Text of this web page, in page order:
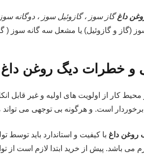
داغگاز سوز ، گازوئیل سوز ، دوگانه
(گاز و گازوئیل) یا مشعل سه گانه سوز (
و خطرات دیگ روغن داغ
محیط کار از اولویت های اولیه و غیر قابل
برخوردار است. و هرگونه بی توجهی می
روغن داغ با کیفیت و استاندارد باید
می باشد. پیش از خرید ابتدا لازم است